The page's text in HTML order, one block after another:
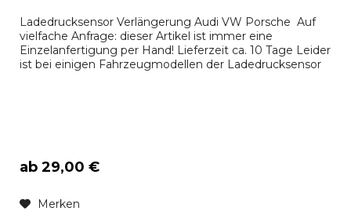
Ladedrucksensor Verlängerung Audi VW Porsche Auf
vielfache Anfrage: dieser Artikel ist immer eine
Einzelanfertigung per Hand! Lieferzeit ca. 10 Tage Leider
ist bei einigen Fahrzeugmodellen der Ladedrucksensor
ab 29,00 €
Merken